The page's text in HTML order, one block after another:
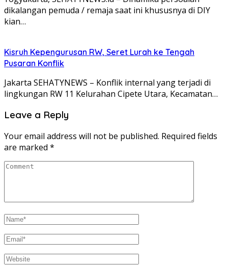
dikalangan pemuda / remaja saat ini khususnya di DIY
kian…
Kisruh Kepengurusan RW, Seret Lurah ke Tengah
Pusaran Konflik
Jakarta SEHATYNEWS – Konflik internal yang terjadi di
lingkungan RW 11 Kelurahan Cipete Utara, Kecamatan…
Leave a Reply
Your email address will not be published. Required fields
are marked *